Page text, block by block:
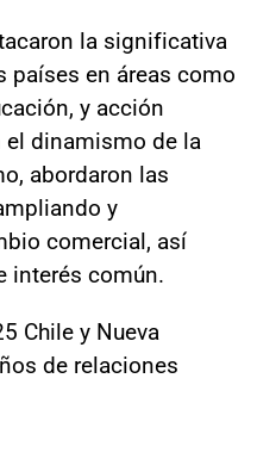
la significativa
países en áreas como
y acción
dinamismo de la
abordaron las
y
comercial, así
interés común.
Chile y Nueva
de relaciones